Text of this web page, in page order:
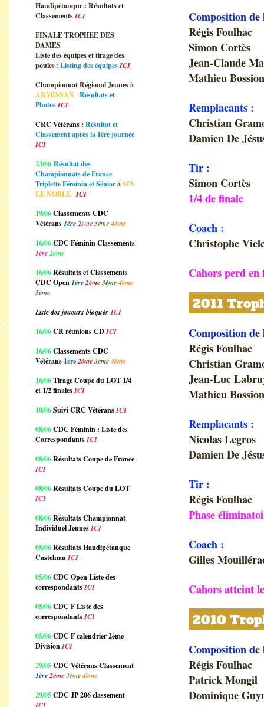
Handipétanque : Résultats et
ClassementsICI
FINALE TROPHEE DES
DAMES
Liste des équipes et tirage des
poules :Listing des équipesICI
Championnat Régional Jeunes à
ARMISSAN :Résultats et
PhotosICI
CRC Vétérans : Résultat et
Classement après la 1ère journée
ICI
23/06 Résultat des
Championnats de France
Triplette Féminin et SénioràSIN
LE NOBLEICI
19/06Classements CDC
Vétérans1ère 2ème 3ème4ème
16/06CDC Féminin Classements
1ère2ème
16/06Résultats et Classements
CDC Open1ère2ème3ème4ème
5ème
Liste des joueurs bloqués ICI
16/06CR réunions CDICI
16/06Classements CDC
Vétérans 1ère2ème3ème4ème
16/06Tirage Coupe du LOT 1/4
et 1/2 finalesICI
10/06Suivi CRC VétéransICI
08/06CDC Féminin : Liste des
CorrespondantsICI
08/06Résultats Coupe de France
ICI
08/06Résultats Coupe du LOT
ICI
08/06Résultats Championnat
Individuel JeunesICI
05/06Résultats Handipétanque
CastelnauICI
05/06CDC Open Liste des
correspondantsICI
05/06CDC F Liste des
correspondantsICI
05/06CDC F calendrier 2ème
DivisionICI
29/05CDC Vétérans Classement
1ère2ème3ème4ème
29/05CDC JP 206 classement
ICI
Composition
Régis Foulhac
Simon Cortès
Jean-Claude
Mathieu
Remplacants :
Christian
Damien De
Tir :
Simon Cortès
1/4 de finale
Coach :
Christophe
Cahors perd
2011
Composition
Régis Foulhac
Christian
Jean-Luc
Mathieu
Remplacants :
Nicolas Legros
Damien De
Tir :
Régis Foulhac
Phase
Coach :
Gilles
Cahors atteint
2010
Composition
Régis Foulhac
Patrick Mongil
Dominique